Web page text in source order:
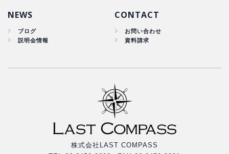
NEWS
ブログ
説明会情報
CONTACT
お問い合わせ
資料請求
株式会社LAST COMPASS